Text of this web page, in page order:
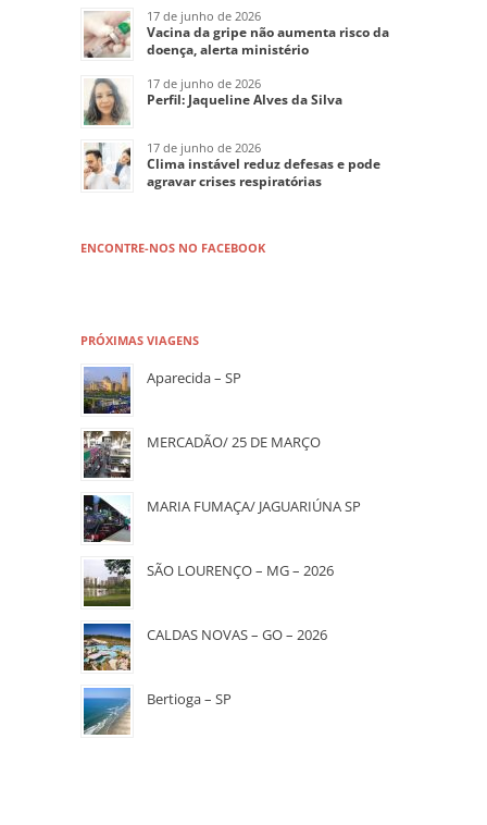
17 de junho de 2026
Vacina da gripe não aumenta risco da
doença, alerta ministério
17 de junho de 2026
Perfil: Jaqueline Alves da Silva
17 de junho de 2026
Clima instável reduz defesas e pode
agravar crises respiratórias
ENCONTRE-NOS NO FACEBOOK
PRÓXIMAS VIAGENS
Aparecida – SP
MERCADÃO/ 25 DE MARÇO
MARIA FUMAÇA/ JAGUARIÚNA SP
SÃO LOURENÇO – MG – 2026
CALDAS NOVAS – GO – 2026
Bertioga – SP